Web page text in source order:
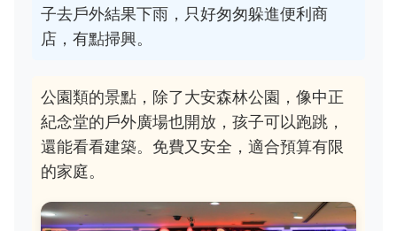
子去戶外結果下雨，只好匆匆躲進便利商
店，有點掃興。
公園類的景點，除了大安森林公園，像中正
紀念堂的戶外廣場也開放，孩子可以跑跳，
還能看看建築。免費又安全，適合預算有限
的家庭。